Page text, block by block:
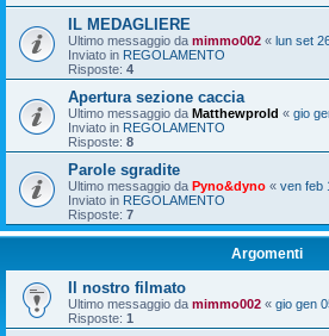
IL MEDAGLIERE
Ultimo messaggio da mimmo002 « lun set
Inviato in REGOLAMENTO
Risposte: 4
Apertura sezione caccia
Ultimo messaggio da Matthewprold « gio
Inviato in REGOLAMENTO
Risposte: 8
Parole sgradite
Ultimo messaggio da Pyno&dyno « ven feb
Inviato in REGOLAMENTO
Risposte: 7
Argomenti
Il nostro filmato
Ultimo messaggio da mimmo002 « gio gen
Risposte: 1